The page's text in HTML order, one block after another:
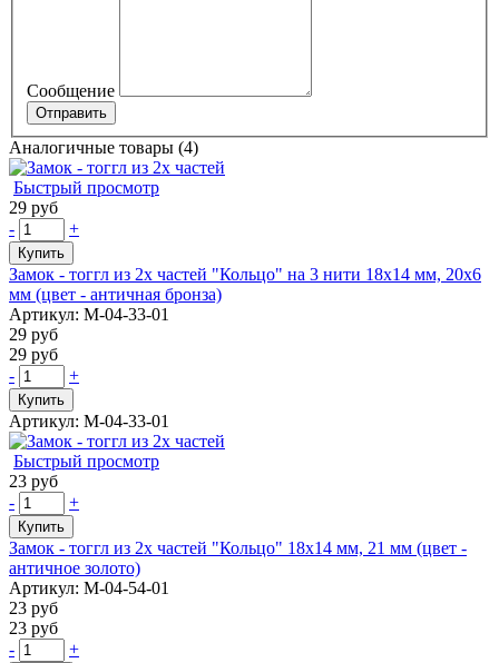
Сообщение
Аналогичные товары (4)
Быстрый просмотр
29 руб
-
+
Купить
Замок - тоггл из 2х частей "Кольцо" на 3 нити 18х14 мм, 20х6
мм (цвет - античная бронза)
Артикул: М-04-33-01
29 руб
29 руб
-
+
Купить
Артикул: М-04-33-01
Быстрый просмотр
23 руб
-
+
Купить
Замок - тоггл из 2х частей "Кольцо" 18х14 мм, 21 мм (цвет -
античное золото)
Артикул: М-04-54-01
23 руб
23 руб
-
+